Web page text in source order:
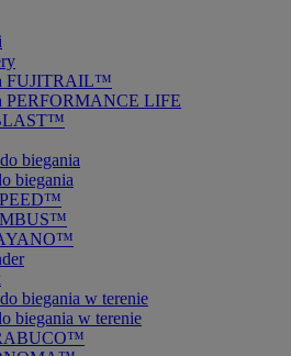
FUJITRAIL™
PERFORMANCE LIFE
biegania
biegania
biegania w terenie
biegania w terenie